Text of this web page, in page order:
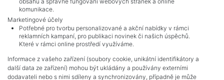
NAVIGACE
Terms and conditions
Protection of personal data
Real estate's
komunikace.
Marketingové účely
Potřebné pro tvorbu personalizované a akční nabídky v rámci
reklamních kampaní, pro publikaci novinek či našich úspěchů.
Které v rámci online prostředí využíváme.
Informace z vašeho zařízení (soubory cookie, unikátní identifikátory a
další data ze zařízení) mohou být ukládány a používány externími
dodavateli nebo s nimi sdíleny a synchronizovány, případně je může